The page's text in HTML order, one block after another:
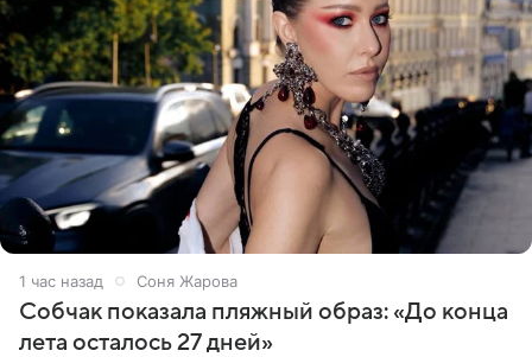
1 час назад Соня Жарова
Собчак показала пляжный образ: «До конца
лета осталось 27 дней»